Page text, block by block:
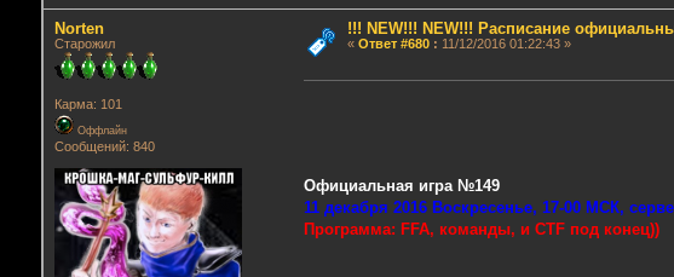
Norten
Старожил
Карма: 101
Оффлайн
Сообщений: 840
!!! NEW!!! NEW!!! Расписание
« Ответ #680: 11/12/2016 01:22:43 »
Официальная игра №149
11 декабря 2016 Воскресенье, 17-00 МСК,
Программа: FFA, команды, и CTF под конец))